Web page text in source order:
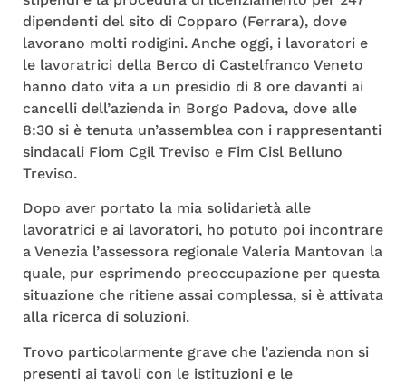
dipendenti del sito di Copparo (Ferrara), dove
lavorano molti rodigini. Anche oggi, i lavoratori e
le lavoratrici della Berco di Castelfranco Veneto
hanno dato vita a un presidio di 8 ore davanti ai
cancelli dell’azienda in Borgo Padova, dove alle
8:30 si è tenuta un’assemblea con i rappresentanti
sindacali Fiom Cgil Treviso e Fim Cisl Belluno
Treviso.
Dopo aver portato la mia solidarietà alle
lavoratrici e ai lavoratori, ho potuto poi incontrare
a Venezia l’assessora regionale Valeria Mantovan la
quale, pur esprimendo preoccupazione per questa
situazione che ritiene assai complessa, si è attivata
alla ricerca di soluzioni.
Trovo particolarmente grave che l’azienda non si
presenti ai tavoli con le istituzioni e le